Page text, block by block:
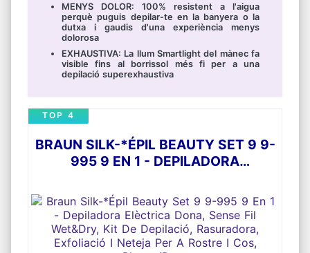
MENYS DOLOR: 100% resistent a l'aigua
perquè puguis depilar-te en la banyera o la
dutxa i gaudis d'una experiència menys
dolorosa
EXHAUSTIVA: La llum Smartlight del mànec fa
visible fins al borrissol més fi per a una
depilació superexhaustiva
BRAUN SILK-*ÉPIL BEAUTY SET 9 9-
995 9 EN 1 - DEPILADORA
WET&DRY, KIT DE DEPILACIÓ,
RASURADORA, EXFOLIACIÓ I
NETEJA PER A ROSTRE I COS,
BLANCO/ROSA
TOP 4